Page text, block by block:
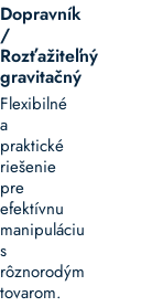
Dopravník
/
Rozťažiteľný
gravitačný
Flexibilné
a
praktické
riešenie
pre
efektívnu
manipuláciu
s
rôznorodým
tovarom.